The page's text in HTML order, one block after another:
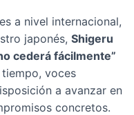
a nivel internacional,
japonés, Shigeru
cederá fácilmente”
voces
a avanzar en
concretos.